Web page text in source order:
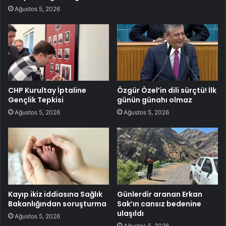
Ağustos 5, 2026
CHP Kurultay İptaline
Gençlik Tepkisi
Ağustos 5, 2026
Özgür Özel’in dili sürçtü! İlk
günün günahı olmaz
Ağustos 5, 2026
Kayıp ikiz iddiasına Sağlık
Bakanlığından soruşturma
Ağustos 5, 2026
Günlerdir aranan Erkan
Sak’ın cansız bedenine
ulaşıldı